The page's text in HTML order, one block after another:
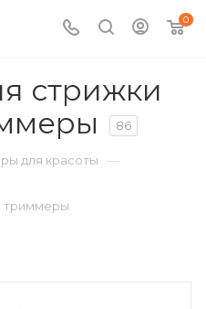
0
стрижки
86
для красоты —
триммеры